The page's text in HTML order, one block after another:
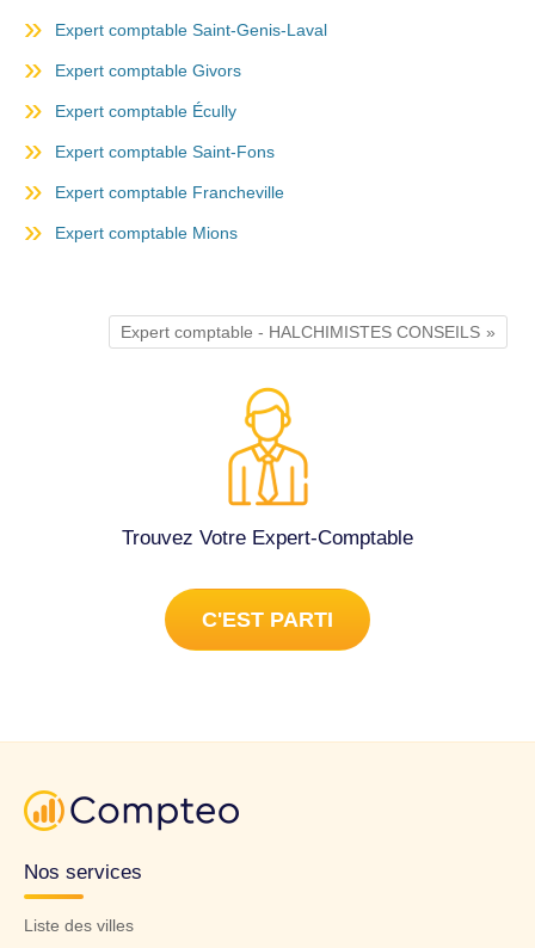
Expert comptable Saint-Genis-Laval
Expert comptable Givors
Expert comptable Écully
Expert comptable Saint-Fons
Expert comptable Francheville
Expert comptable Mions
Expert comptable - HALCHIMISTES CONSEILS
Trouvez Votre Expert-Comptable
C'EST PARTI
Nos services
Liste des villes